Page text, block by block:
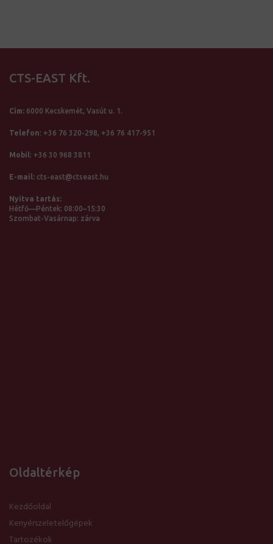
CTS-EAST Kft.
Cím: 6000 Kecskemét, Vasút u. 1.
Telefon: +36 76 320-298, +36 76 417-951
Mobil: +36 30 968 3811
E-mail: cts-east@ctseast.hu
Nyitva tartás:
Hétfő—Péntek: 08:00–15:30
Szombat-Vasárnap: zárva
Oldaltérkép
Kezdőoldal
Kenyérszeletelőgépek
Tartozékok